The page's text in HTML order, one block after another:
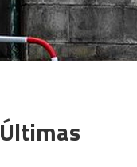
Últimas